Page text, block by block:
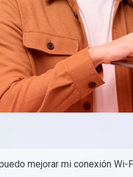
mejorar mi conexión Wi-